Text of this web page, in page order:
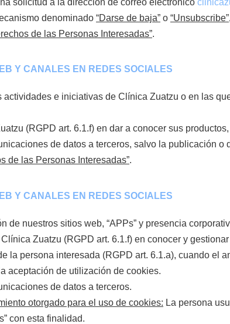
solicitud a la dirección de correo electrónico
denominado “Darse de baja” o “Unsubscribe”
de las Personas Interesadas”.
Y CANALES EN REDES SOCIALES
actividades e iniciativas de Clínica Zuatzu o en las
(RGPD art. 6.1.f) en dar a conocer sus
de datos a terceros, salvo la publicación
de las Personas Interesadas”.
Y CANALES EN REDES SOCIALES
de nuestros sitios web, “APPs” y presencia
Zuatzu (RGPD art. 6.1.f) en conocer y
la persona interesada (RGPD art. 6.1.a), cuando el
aceptación de utilización de cookies.
de datos a terceros.
otorgado para el uso de cookies: La persona
con esta finalidad.